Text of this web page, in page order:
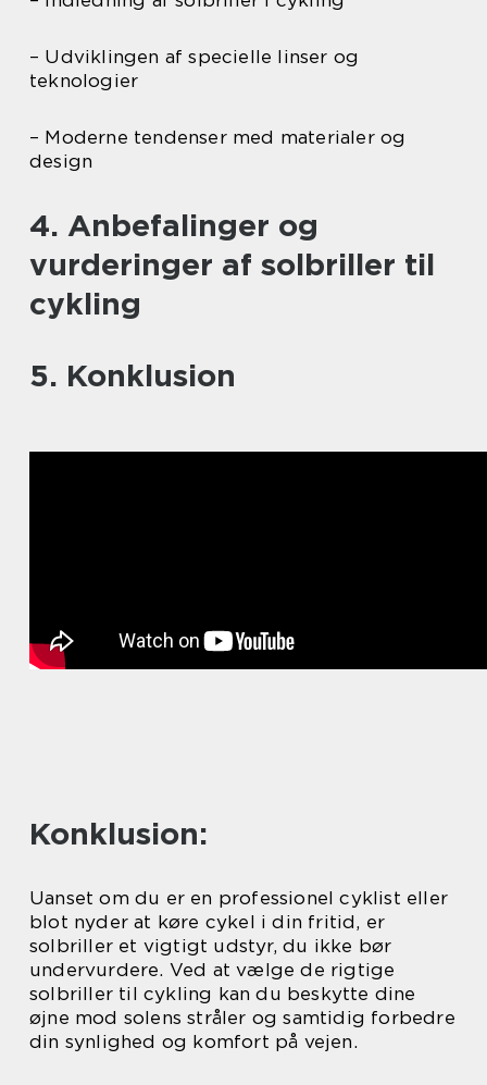
– Udviklingen af specielle linser og
teknologier
– Moderne tendenser med materialer og
design
4. Anbefalinger og
vurderinger af solbriller til
cykling
5. Konklusion
Konklusion:
Uanset om du er en professionel cyklist eller
blot nyder at køre cykel i din fritid, er
solbriller et vigtigt udstyr, du ikke bør
undervurdere. Ved at vælge de rigtige
solbriller til cykling kan du beskytte dine
øjne mod solens stråler og samtidig forbedre
din synlighed og komfort på vejen.